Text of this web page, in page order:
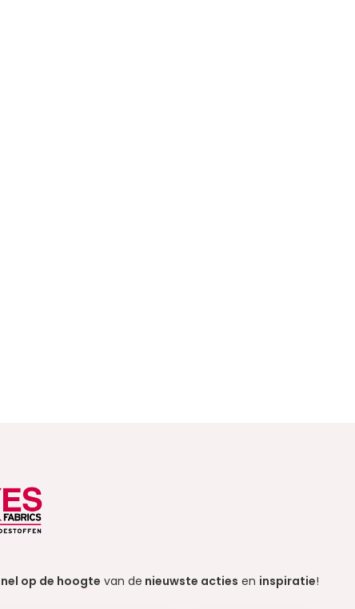
op de hoogte van de nieuwste acties en inspiratie!